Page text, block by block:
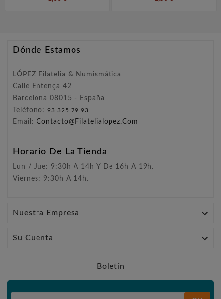
Dónde Estamos
LÓPEZ Filatelia & Numismática
Calle Entença 42
Barcelona 08015 - España
Teléfono: 93 325 79 93
Email: Contacto@filatelialopez.com
Horario De La Tienda
Lun / Jue: 9:30h A 14h Y De 16h A 19h.
Viernes: 9:30h A 14h.
Nuestra Empresa 
Su Cuenta 
Boletín